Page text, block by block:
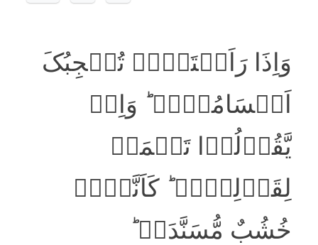
وَاِذَا رَاَیۡتَہُمۡ تُعۡجِبُکَ
اَجۡسَامُہُمۡ ؕ وَاِنۡ
یَّقُوۡلُوۡا تَسۡمَعۡ
لِقَوۡلِہِمۡ ؕ کَاَنَّہُمۡ
خُشُبٌ مُّسَنَّدَۃٌ ؕ